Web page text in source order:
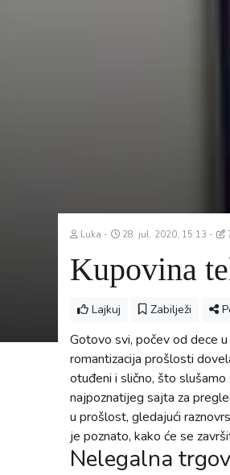
Luka 28. jul. 2020, 15:13
Kupovina
Lajkuj Zabilježi
Gotovo svi, počev od dece
romantizacija prošlosti
otuđeni i slično, što
najpoznatijeg sajta za
u prošlost, gledajući
je poznato, kako će se
Nelegalna